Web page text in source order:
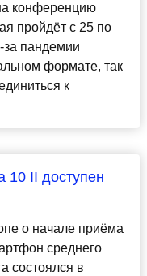
конференцию
пройдёт с 25 по
за пандемии
формате, так
к
10 II доступен
о начале приёма
среднего
состоялся в